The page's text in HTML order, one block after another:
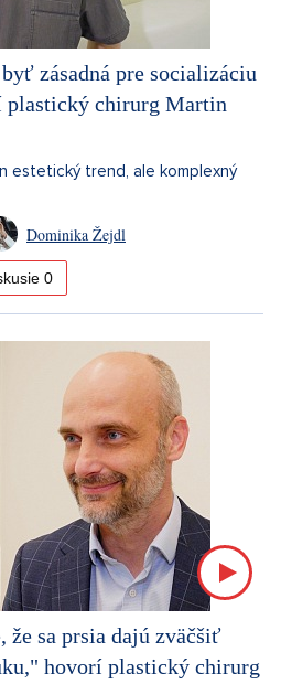
zásadná pre socializáciu
plastický chirurg Martin
estetický trend, ale komplexný
Dominika Žejdl
0
že sa prsia dajú zväčšiť
hovorí plastický chirurg